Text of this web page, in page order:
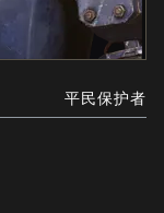
平民保护者